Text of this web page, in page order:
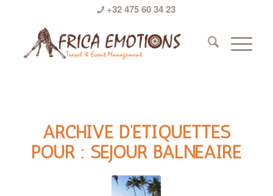
+32 475 60 34 23
ARCHIVE D’ÉTIQUETTES
POUR : SÉJOUR BALNÉAIRE